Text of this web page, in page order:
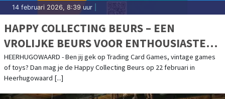
14 februari 2026, 8:39 uur
HAPPY COLLECTING BEURS – EEN
VROLIJKE BEURS VOOR ENTHOUSIASTE
VERZAMELAARS
HEERHUGOWAARD - Ben jij gek op Trading Card Games, vintage games
of toys? Dan mag je de Happy Collecting Beurs op 22 februari in
Heerhugowaard [...]